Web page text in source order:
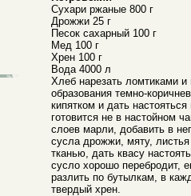
Сухари ржаные 800 г
Дрожжи 25 г
Песок сахарный 100 г
Мед 100 г
Хрен 100 г
Вода 4000 л
Хлеб нарезать ломтиками
образования темно-
кипятком и дать
готовится не в настойном
слоев марли, добавить в
сусла дрожжи, мяту,
тканью, дать квасу
сусло хорошо перебродит,
разлить по бутылкам, в
твердый хрен.